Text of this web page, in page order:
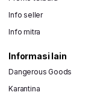
Info seller
Info mitra
Informasi lain
Dangerous Goods
Karantina